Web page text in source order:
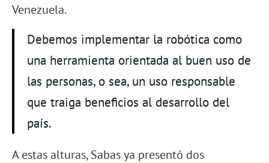
Venezuela.
Debemos implementar la robótica como
una herramienta orientada al buen uso de
las personas, o sea, un uso responsable
que traiga beneficios al desarrollo del
país.
A estas alturas, Sabas ya presentó dos